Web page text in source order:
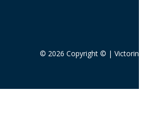
© 2026 Copyright © |